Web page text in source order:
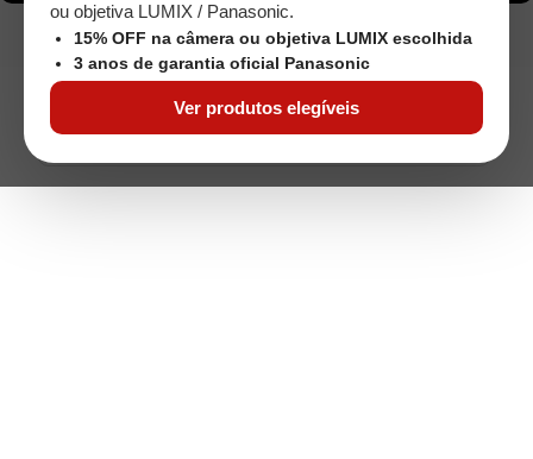
ou objetiva LUMIX / Panasonic.
15% OFF na câmera ou objetiva LUMIX escolhida
3 anos de garantia oficial Panasonic
Ver produtos elegíveis
Seminovos ACESSÓRIOS
Seminovo